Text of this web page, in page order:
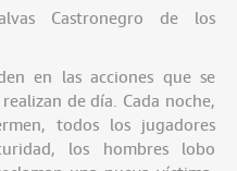
Castronegro de los
en las acciones que se
de día. Cada noche,
todos los jugadores
los hombres lobo